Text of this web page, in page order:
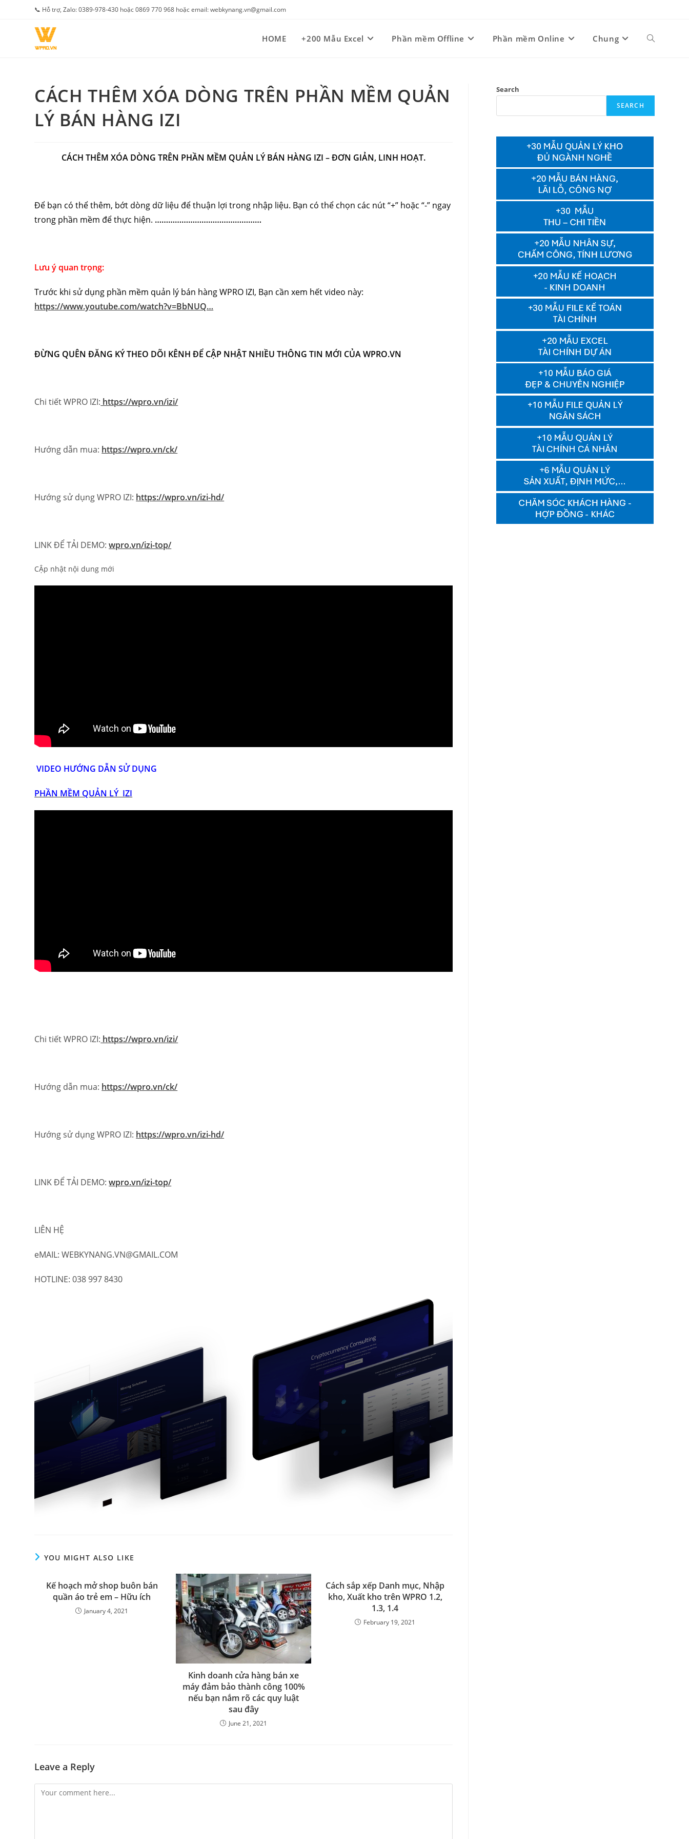
📞 Hỗ trợ, Zalo: 0389-978-430 hoặc 0869 770 968 hoặc email: webkynang.vn@gmail.com
HOME +200 Mẫu Excel Phần mềm Offline Phần mềm Online Chung Toggle
search
CÁCH THÊM XÓA DÒNG TRÊN PHẦN MỀM QUẢN
LÝ BÁN HÀNG IZI
CÁCH THÊM XÓA DÒNG TRÊN PHẦN MỀM QUẢN LÝ BÁN HÀNG IZI –ĐƠN GIẢN, LINH HOẠT.
Để bạn có thể thêm, bớt dòng dữ liệu để thuận lợi trong nhập liệu. Bạn có thể chọn các nút “+” hoặc “-” ngay
trong phần mềm để thực hiện. …………………………………………
Lưu ý quan trọng:
Trước khi sử dụng phần mềm quản lý bán hàng WPRO IZI, Bạn cần xem hết video này:
https://www.youtube.com/watch?v=BbNUQ…
ĐỪNG QUÊN ĐĂNG KÝ THEO DÕI KÊNH ĐỂ CẬP NHẬT NHIỀU THÔNG TIN MỚI CỦA WPRO.VN
Chi tiết WPRO IZI: https://wpro.vn/izi/
Hướng dẫn mua: https://wpro.vn/ck/
Hướng sử dụng WPRO IZI: https://wpro.vn/izi-hd/
LINK ĐỂ TẢI DEMO: wpro.vn/izi-top/
CẬp nhật nội dung mới
VIDEO HƯỚNG DẪN SỬ DỤNG
PHẦN MỀM QUẢN LÝ IZI
Chi tiết WPRO IZI: https://wpro.vn/izi/
Hướng dẫn mua: https://wpro.vn/ck/
Hướng sử dụng WPRO IZI: https://wpro.vn/izi-hd/
LINK ĐỂ TẢI DEMO: wpro.vn/izi-top/
LIÊN HỆ
eMAIL: WEBKYNANG.VN@GMAIL.COM
HOTLINE: 038 997 8430
YOU MIGHT ALSO LIKE
Kế hoạch mở shop buôn bán
quần áo trẻ em – Hữu ích
January 4, 2021
Kinh doanh cửa hàng bán xe
máy đảm bảo thành công 100%
nếu bạn nắm rõ các quy luật
sau đây
June 21, 2021
Cách sắp xếp Danh mục, Nhập
kho, Xuất kho trên WPRO 1.2,
1.3, 1.4
February 19, 2021
Leave a Reply
Comment
Search
SEARCH